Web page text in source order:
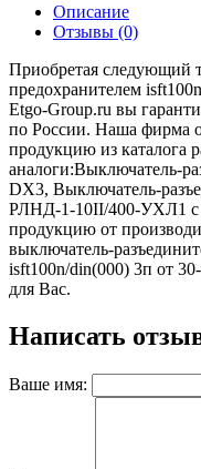
Описание
Отзывы (0)
Приобретая следующий
предохранителем
Etgo-Group.ru вы
по России. Наша фирма
продукцию из каталога
аналоги:Выключатель-
DX3, Выключатель-
РЛНД-1-10II/400-УХЛ1 с
продукцию от
выключатель-
isft100n/din(000) 3п от
для Вас.
Написать
Ваше имя: